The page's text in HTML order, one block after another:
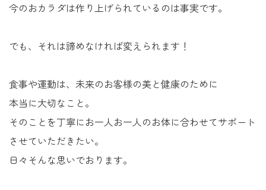
今のおカラダは作り上げられているのは事実です。
でも、それは諦めなければ変えられます！
食事や運動は、未来のお客様の美と健康のために
本当に大切なこと。
そのことを丁寧にお一人お一人のお体に合わせてサポート
させていただきたい。
日々そんな思いでおります。